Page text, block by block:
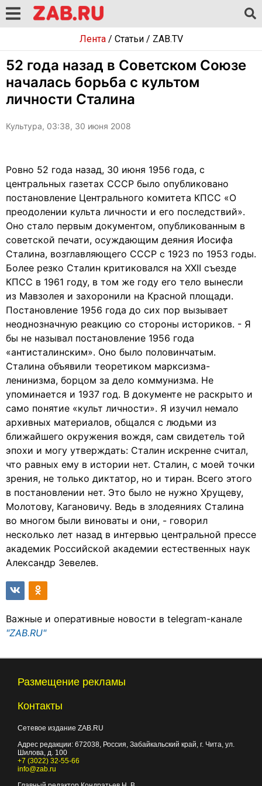
Лента/ Статьи/ ZAB.TV
52 года назад в Советском Союзе
началась борьба с культом
личности Сталина
Культура, 03:38, 30 июня 2008
Ровно 52 года назад, 30 июня 1956 года, с
центральных газетах СССР было опубликовано
постановление Центрального комитета КПСС «О
преодолении культа личности и его последствий».
Оно стало первым документом, опубликованным в
советской печати, осуждающим деяния Иосифа
Сталина, возглавляющего СССР с 1923 по 1953 годы.
Более резко Сталин критиковался на XXII съезде
КПСС в 1961 году, в том же году его тело вынесли
из Мавзолея и захоронили на Красной площади.
Постановление 1956 года до сих пор вызывает
неоднозначную реакцию со стороны историков. - Я
бы не называл постановление 1956 года
«антисталинским». Оно было половинчатым.
Сталина объявили теоретиком марксизма-
ленинизма, борцом за дело коммунизма. Не
упоминается и 1937 год. В документе не раскрыто и
само понятие «культ личности». Я изучил немало
архивных материалов, общался с людьми из
ближайшего окружения вождя, сам свидетель той
эпохи и могу утверждать: Сталин искренне считал,
что равных ему в истории нет. Сталин, с моей точки
зрения, не только диктатор, но и тиран. Всего этого
в постановлении нет. Это было не нужно Хрущеву,
Молотову, Кагановичу. Ведь в злодеяниях Сталина
во многом были виноваты и они, - говорил
несколько лет назад в интервью центральной прессе
академик Российской академии естественных наук
Александр Зевелев.
Важные и оперативные новости в telegram-канале
"ZAB.RU"
Размещение рекламы
Контакты
Сетевое издание ZAB.RU
Адрес редакции: 672038, Россия, Забайкальский край, г. Чита, ул.
Шилова, д. 100
+7 (3022) 32-55-66
info@zab.ru